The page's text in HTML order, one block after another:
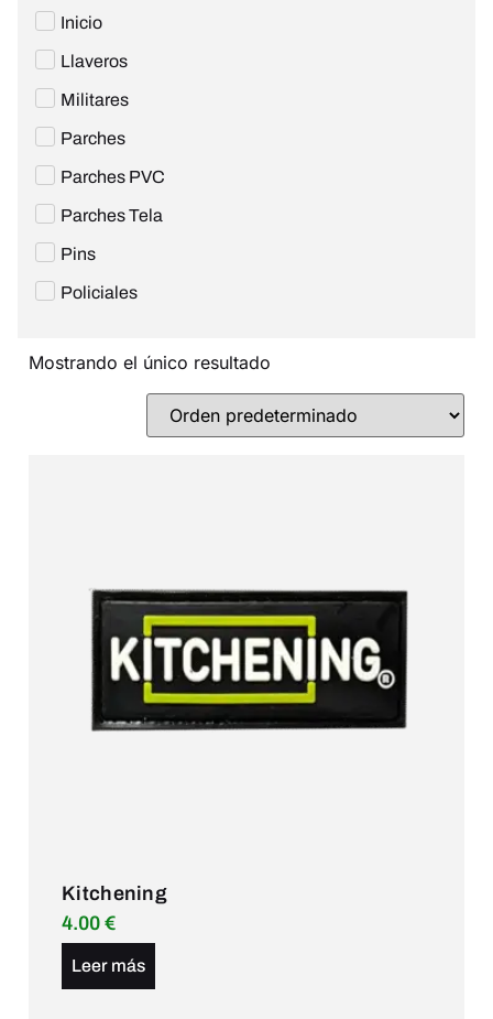
Inicio
Llaveros
Militares
Parches
Parches PVC
Parches Tela
Pins
Policiales
Mostrando el único resultado
Kitchening
4.00 €
Leer más